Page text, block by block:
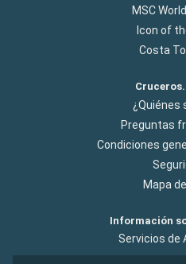
MSC
Icon of
Costa
¿Quiénes
Preguntas
Condiciones
Mapa
Información
Servicios de